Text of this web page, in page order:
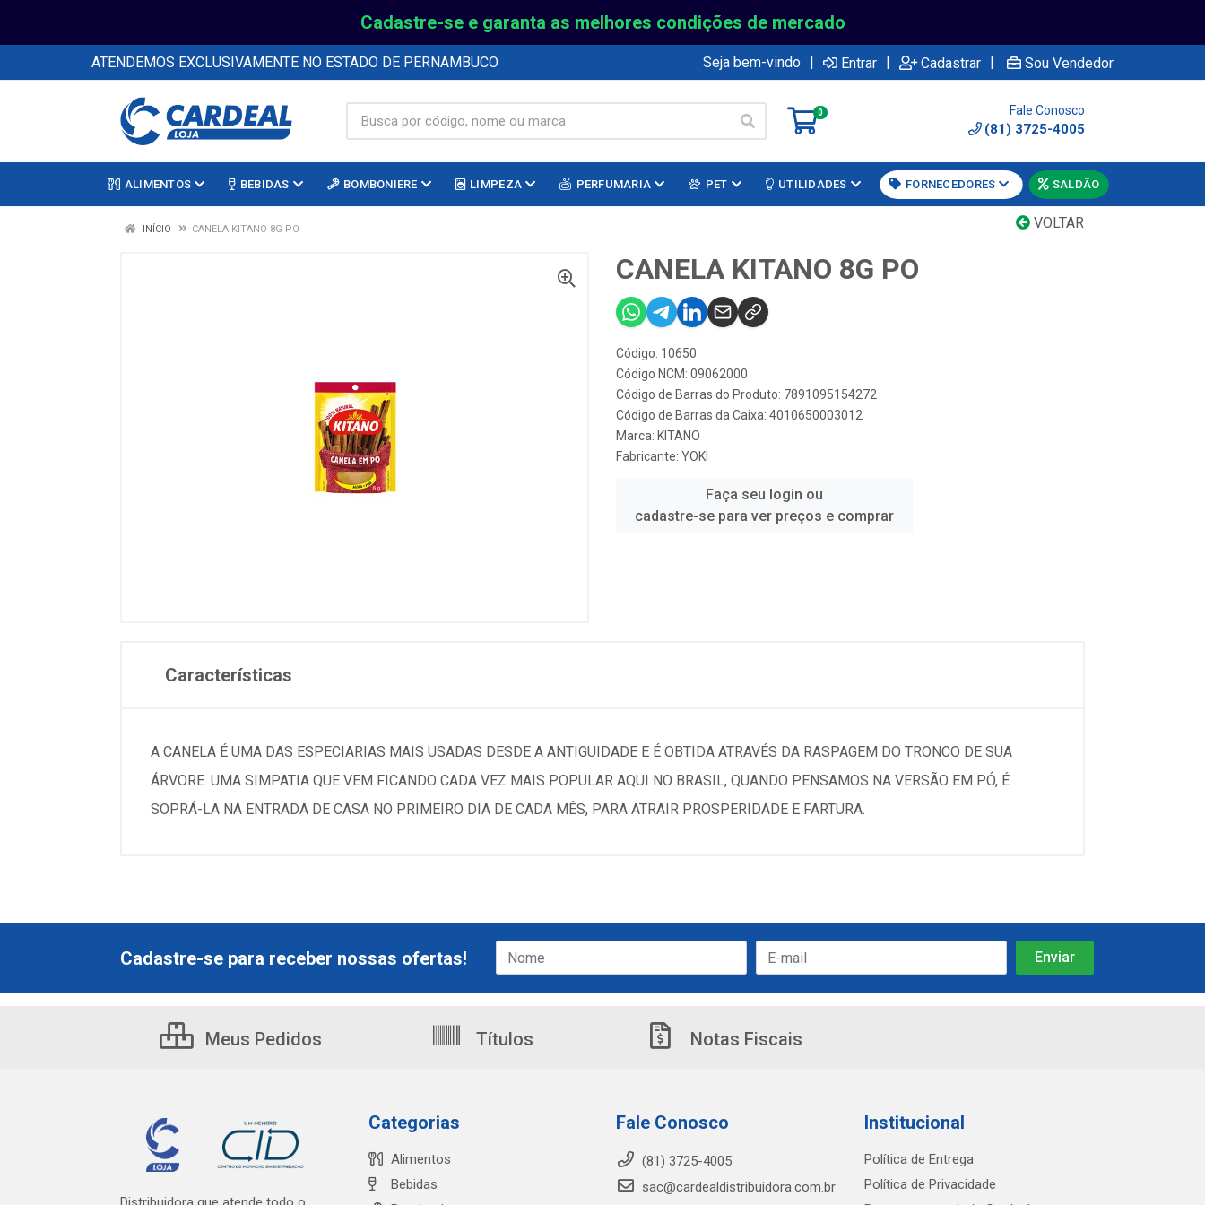
Cadastre-se e garanta as melhores condições de mercado
ATENDEMOS EXCLUSIVAMENTE NO ESTADO DE PERNAMBUCO Seja bem-vindo | Entrar | Cadastrar | Sou Vendedor
0 Fale Conosco
(81) 3725-4005
ALIMENTOS BEBIDAS BOMBONIERE LIMPEZA PERFUMARIA PET UTILIDADES FORNECEDORES SALDÃO
VOLTAR
INÍCIO CANELA KITANO 8G PO
CANELA KITANO 8G PO
Código: 10650
Código NCM: 09062000
Código de Barras do Produto: 7891095154272
Código de Barras da Caixa: 4010650003012
Marca: KITANO
Fabricante: YOKI
Faça seu login ou
cadastre-se para ver preços e comprar
Características
A CANELA É UMA DAS ESPECIARIAS MAIS USADAS DESDE A ANTIGUIDADE E É OBTIDA ATRAVÉS DA RASPAGEM DO TRONCO DE SUA
ÁRVORE. UMA SIMPATIA QUE VEM FICANDO CADA VEZ MAIS POPULAR AQUI NO BRASIL, QUANDO PENSAMOS NA VERSÃO EM PÓ, É
SOPRÁ-LA NA ENTRADA DE CASA NO PRIMEIRO DIA DE CADA MÊS, PARA ATRAIR PROSPERIDADE E FARTURA.
Cadastre-se para receber nossas ofertas!
Meus Pedidos Títulos Notas Fiscais
Categorias
Alimentos
Bebidas
Fale Conosco
(81) 3725-4005
sac@cardealdistribuidora.com.br
Institucional
Política de Entrega
Política de Privacidade